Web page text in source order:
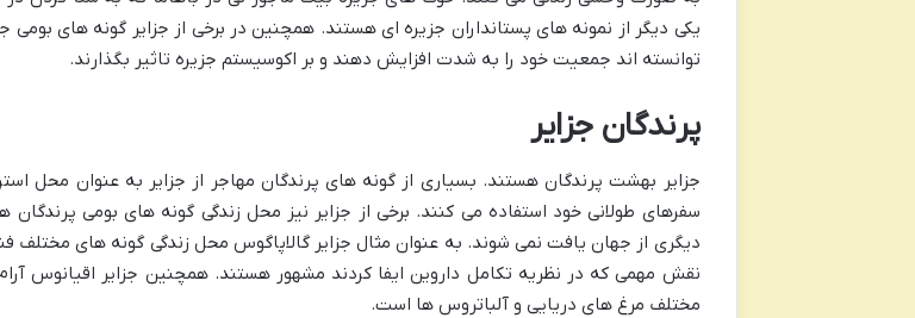
یکی دیگر از نمونه های پستانداران جزیره ای هستند. همچنین در برخی از جزایر گونه های
توانسته اند جمعیت خود را به شدت افزایش دهند و بر اکوسیستم جزیره تاثیر بگذارند.
پرندگان جزایر
جزایر بهشت پرندگان هستند. بسیاری از گونه های پرندگان مهاجر از جزایر به عنوان محل
سفرهای طولانی خود استفاده می کنند. برخی از جزایر نیز محل زندگی گونه های بومی
دیگری از جهان یافت نمی شوند. به عنوان مثال جزایر گالاپاگوس محل زندگی گونه های مختلف
نقش مهمی که در نظریه تکامل داروین ایفا کردند مشهور هستند. همچنین جزایر اقیانوس
مختلف مرغ های دریایی و آلباتروس ها است.